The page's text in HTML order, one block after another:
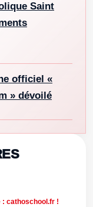
Saint
officiel «
» dévoilé
: cathoschool.fr !